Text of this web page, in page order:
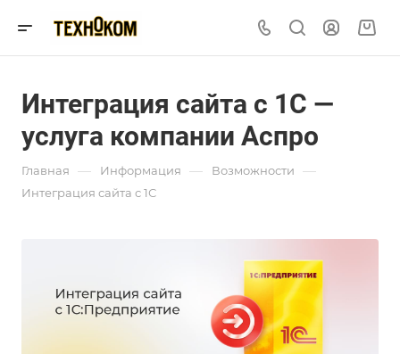
Интеграция сайта с 1С —
услуга компании Аспро
Главная — Информация — Возможности —
Интеграция сайта с 1С